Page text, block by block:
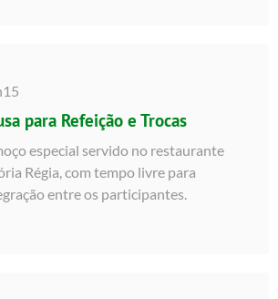
para Refeição e Trocas
especial servido no restaurante
Régia, com tempo livre para
entre os participantes.